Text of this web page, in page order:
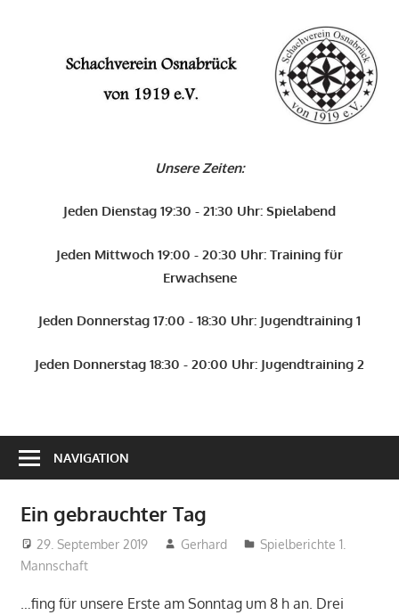
Unsere Zeiten:
Jeden Dienstag 19:30 - 21:30 Uhr: Spielabend
Jeden Mittwoch 19:00 - 20:30 Uhr: Training für
Erwachsene
Jeden Donnerstag 17:00 - 18:30 Uhr: Jugendtraining 1
Jeden Donnerstag 18:30 - 20:00 Uhr: Jugendtraining 2
NAVIGATION
Ein gebrauchter Tag
29. September 2019 Gerhard
Spielberichte 1.
Mannschaft
…fing für unsere Erste am Sonntag um 8 h an. Drei